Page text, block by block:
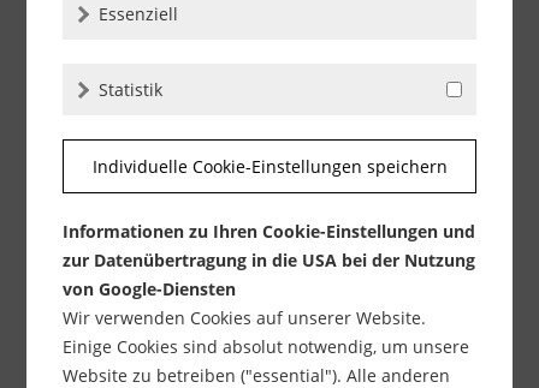
DiSTAR Diamantbohrkrone ROCKET (Ø 20 / 35 / 45...
Lieferzeit ca. 1-3 Werktage
Essenziell
Statistik
Individuelle Cookie-Einstellungen speichern
Informationen zu Ihren Cookie-Einstellungen und
zur Datenübertragung in die USA bei der Nutzung
von Google-Diensten
Wir verwenden Cookies auf unserer Website.
Einige Cookies sind absolut notwendig, um unsere
Website zu betreiben ("essential"). Alle anderen